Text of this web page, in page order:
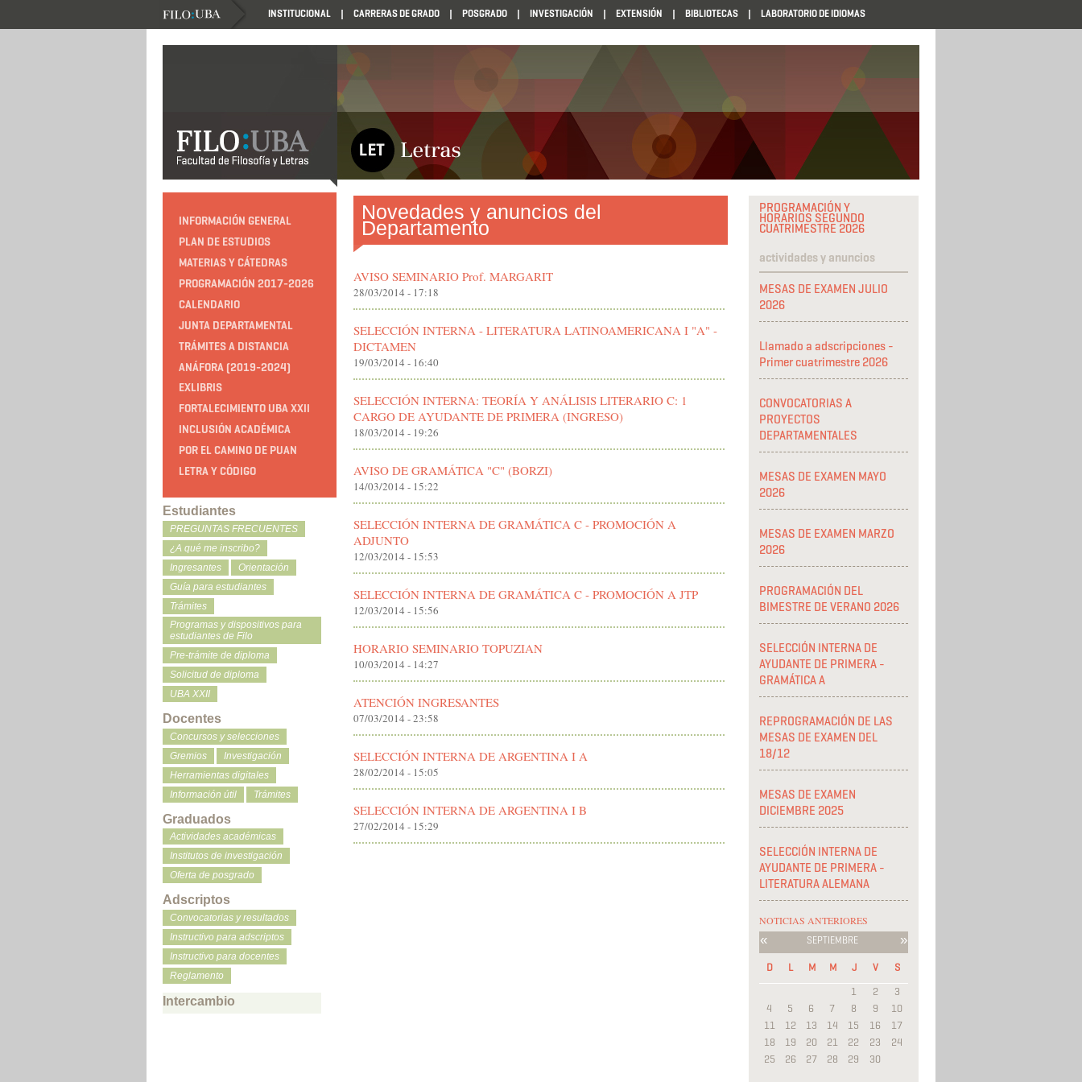
INSTITUCIONAL CARRERAS DE GRADO POSGRADO INVESTIGACIÓN EXTENSIÓN BIBLIOTECAS LABORATORIO DE IDIOMAS
INFORMACIÓN GENERAL
PLAN DE ESTUDIOS
MATERIAS Y CÁTEDRAS
PROGRAMACIÓN 2017-2026
CALENDARIO
JUNTA DEPARTAMENTAL
TRÁMITES A DISTANCIA
ANÁFORA (2019-2024)
EXLIBRIS
FORTALECIMIENTO UBA XXII
INCLUSIÓN ACADÉMICA
POR EL CAMINO DE PUAN
LETRA Y CÓDIGO
Estudiantes
PREGUNTAS FRECUENTES
¿A qué me inscribo?
Ingresantes
Orientación
Guía para estudiantes
Trámites
Programas y dispositivos para
estudiantes de Filo
Pre-trámite de diploma
Solicitud de diploma
UBA XXII
Docentes
Concursos y selecciones
Gremios
Investigación
Herramientas digitales
Información útil
Trámites
Graduados
Actividades académicas
Institutos de investigación
Oferta de posgrado
Adscriptos
Convocatorias y resultados
Instructivo para adscriptos
Instructivo para docentes
Reglamento
Intercambio
PROGRAMACIÓN Y
HORARIOS SEGUNDO
CUATRIMESTRE 2026
actividades y anuncios
MESAS DE EXAMEN JULIO
2026
Llamado a adscripciones -
Primer cuatrimestre 2026
CONVOCATORIAS A
PROYECTOS
DEPARTAMENTALES
MESAS DE EXAMEN MAYO
2026
MESAS DE EXAMEN MARZO
2026
PROGRAMACIÓN DEL
BIMESTRE DE VERANO 2026
SELECCIÓN INTERNA DE
AYUDANTE DE PRIMERA -
GRAMÁTICA A
REPROGRAMACIÓN DE LAS
MESAS DE EXAMEN DEL
18/12
MESAS DE EXAMEN
DICIEMBRE 2025
SELECCIÓN INTERNA DE
AYUDANTE DE PRIMERA -
LITERATURA ALEMANA
NOTICIAS ANTERIORES
« SEPTIEMBRE »
D L M M J V
S
1
2
3
4
5 6 7 8 9
10
11
12 13 14 15 16
17
18
19 20 21 22 23
24
25
26 27 28 29 30
Novedades y anuncios del
Departamento
AVISO SEMINARIO Prof. MARGARIT
28/03/2014 - 17:18
SELECCIÓN INTERNA - LITERATURA LATINOAMERICANA I "A" -
DICTAMEN
19/03/2014 - 16:40
SELECCIÓN INTERNA: TEORÍA Y ANÁLISIS LITERARIO C: 1
CARGO DE AYUDANTE DE PRIMERA (INGRESO)
18/03/2014 - 19:26
AVISO DE GRAMÁTICA "C" (BORZI)
14/03/2014 - 15:22
SELECCIÓN INTERNA DE GRAMÁTICA C - PROMOCIÓN A
ADJUNTO
12/03/2014 - 15:53
SELECCIÓN INTERNA DE GRAMÁTICA C - PROMOCIÓN A JTP
12/03/2014 - 15:56
HORARIO SEMINARIO TOPUZIAN
10/03/2014 - 14:27
ATENCIÓN INGRESANTES
07/03/2014 - 23:58
SELECCIÓN INTERNA DE ARGENTINA I A
28/02/2014 - 15:05
SELECCIÓN INTERNA DE ARGENTINA I B
27/02/2014 - 15:29